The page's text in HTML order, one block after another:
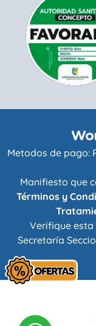
Metodos de pago:
Manifiesto que
Términos y
Verifique
Secretaría